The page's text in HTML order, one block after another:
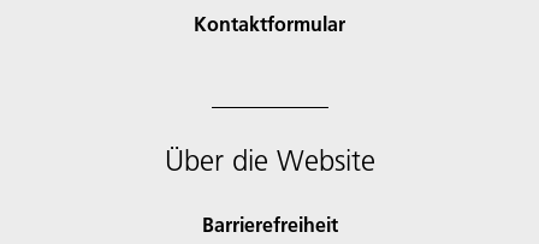
Kontaktformular
Über die Website
Barrierefreiheit